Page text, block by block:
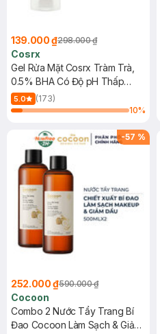
139.000 ₫298.000 ₫
Cosrx
Gel Rửa Mặt Cosrx Tràm Trà,
0.5% BHA Có Độ pH Thấp
150ml
5.0
(173)
10%
-57 %
252.000 ₫590.000 ₫
Cocoon
Combo 2 Nước Tẩy Trang Bí
Đao Cocoon Làm Sạch & Giảm